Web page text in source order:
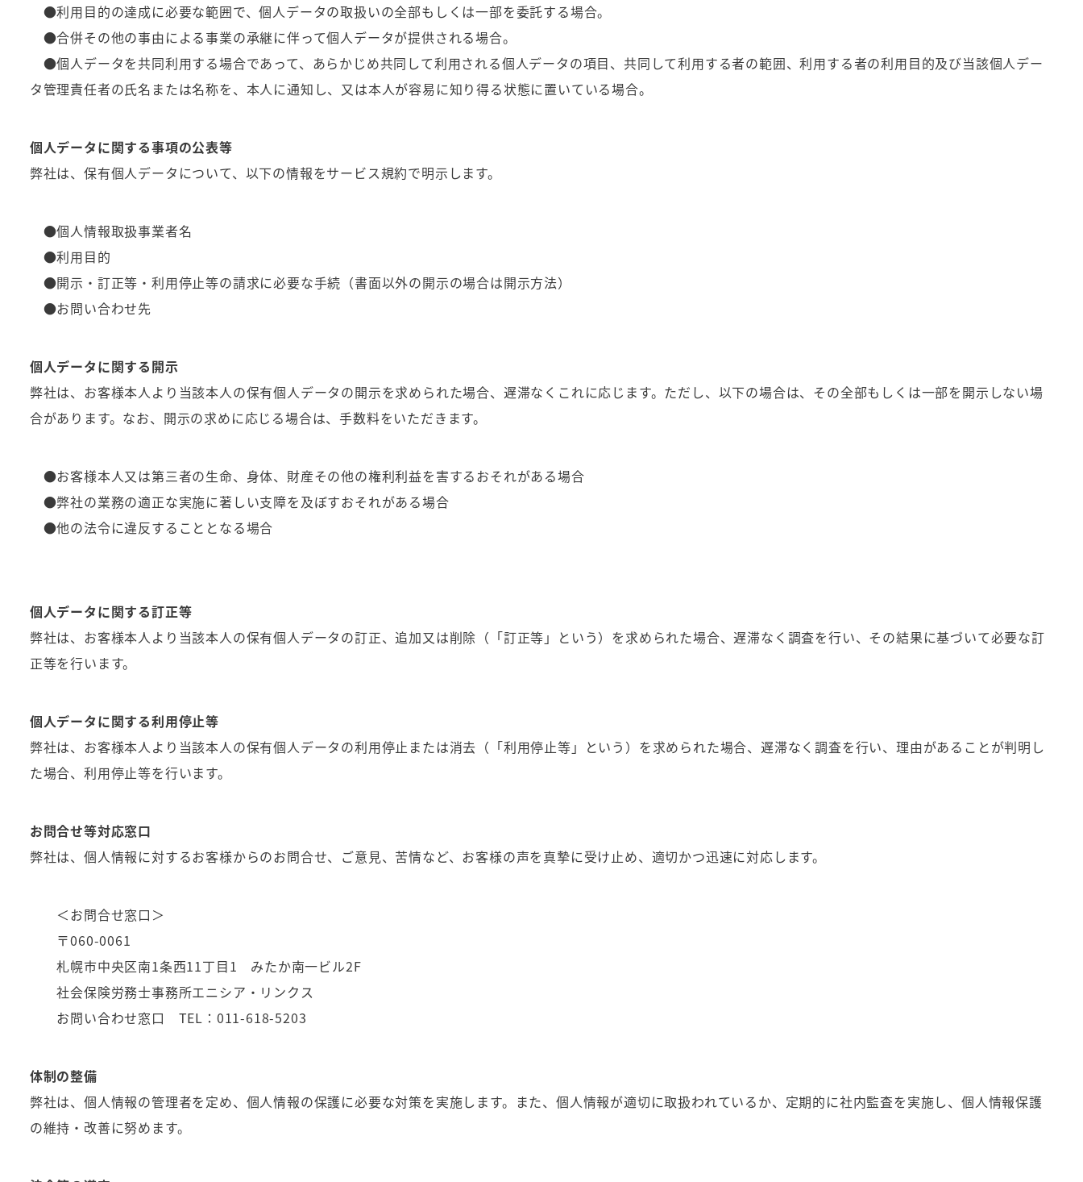
●利用目的の達成に必要な範囲で、個人データの取扱いの全部もしくは一部を委託する場合。
●合併その他の事由による事業の承継に伴って個人データが提供される場合。
●個人データを共同利用する場合であって、あらかじめ共同して利用される個人データの項目、共同して利用する者の範囲、利用する者の利用目的及び当該個人デー
タ管理責任者の氏名または名称を、本人に通知し、又は本人が容易に知り得る状態に置いている場合。
個人データに関する事項の公表等
弊社は、保有個人データについて、以下の情報をサービス規約で明示します。
●個人情報取扱事業者名
●利用目的
●開示・訂正等・利用停止等の請求に必要な手続（書面以外の開示の場合は開示方法）
●お問い合わせ先
個人データに関する開示
弊社は、お客様本人より当該本人の保有個人データの開示を求められた場合、遅滞なくこれに応じます。ただし、以下の場合は、その全部もしくは一部を開示しない場
合があります。なお、開示の求めに応じる場合は、手数料をいただきます。
●お客様本人又は第三者の生命、身体、財産その他の権利利益を害するおそれがある場合
●弊社の業務の適正な実施に著しい支障を及ぼすおそれがある場合
●他の法令に違反することとなる場合
個人データに関する訂正等
弊社は、お客様本人より当該本人の保有個人データの訂正、追加又は削除（「訂正等」という）を求められた場合、遅滞なく調査を行い、その結果に基づいて必要な訂
正等を行います。
個人データに関する利用停止等
弊社は、お客様本人より当該本人の保有個人データの利用停止または消去（「利用停止等」という）を求められた場合、遅滞なく調査を行い、理由があることが判明し
た場合、利用停止等を行います。
お問合せ等対応窓口
弊社は、個人情報に対するお客様からのお問合せ、ご意見、苦情など、お客様の声を真摯に受け止め、適切かつ迅速に対応します。
＜お問合せ窓口＞
〒060-0061
札幌市中央区南1条西11丁目1 みたか南一ビル2F
社会保険労務士事務所エニシア・リンクス
お問い合わせ窓口 TEL：011-618-5203
体制の整備
弊社は、個人情報の管理者を定め、個人情報の保護に必要な対策を実施します。また、個人情報が適切に取扱われているか、定期的に社内監査を実施し、個人情報保護
の維持・改善に努めます。